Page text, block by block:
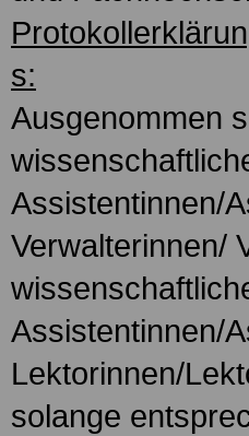
s:
Ausgenommen
Assistentinnen/
Verwalterinnen/
Assistentinnen/
Lektorinnen/
solange